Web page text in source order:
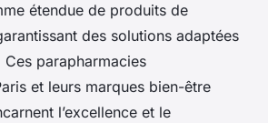
étendue de produits de
des solutions adaptées
parapharmacies
et leurs marques bien-être
l’excellence et le